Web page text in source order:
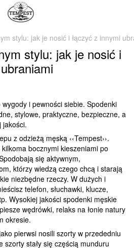
stylu: jak je nosić i łączyć z innymi
stylu: jak je nosić i
i pewności siebie. Spodenki
stylowe, praktyczne, bezpieczne, a
jakości.
z odzieżą męską ‹‹Tempest››.
bocznymi kieszeniami po
się aktywnym,
którzy wiedzą czego chcą i starają
niezbędne rzeczy. W dużych i
telefon, słuchawki, klucze,
Wysokiej jakości spodenki męskie
wędrówki, relaks na łonie natury
okresie.
pierwsi nosili szorty w przededniu
szorty stały się częścią munduru